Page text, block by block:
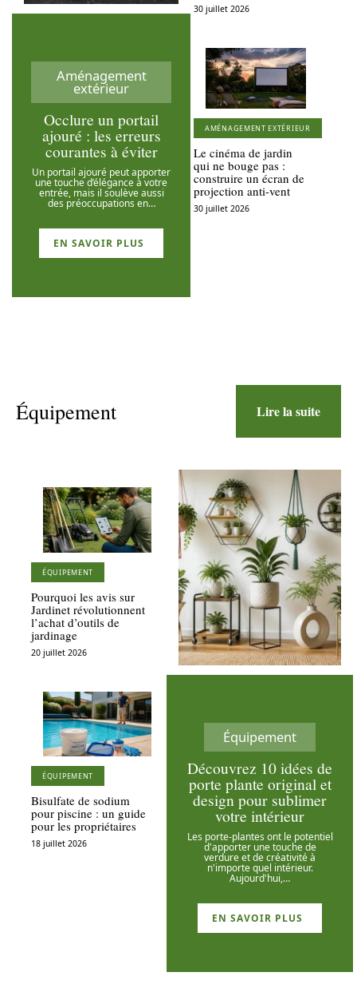
Aménagement
extérieur
Occlure un portail
ajouré : les erreurs
courantes à éviter
Un portail ajouré peut apporter
une touche d’élégance à votre
entrée, mais il soulève aussi
des préoccupations en…
EN SAVOIR PLUS
30 juillet 2026
AMÉNAGEMENT EXTÉRIEUR
Le cinéma de jardin
qui ne bouge pas :
construire un écran de
projection anti-vent
30 juillet 2026
Équipement Lire la suite
ÉQUIPEMENT
Pourquoi les avis sur
Jardinet révolutionnent
l’achat d’outils de
jardinage
20 juillet 2026
ÉQUIPEMENT
Bisulfate de sodium
pour piscine : un guide
pour les propriétaires
18 juillet 2026
Équipement
Découvrez 10 idées de
porte plante original et
design pour sublimer
votre intérieur
Les porte-plantes ont le potentiel
d'apporter une touche de
verdure et de créativité à
n'importe quel intérieur.
Aujourd'hui,…
EN SAVOIR PLUS